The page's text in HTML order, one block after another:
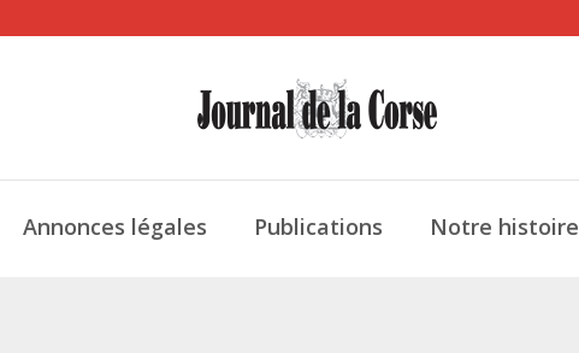
Annonces légales Publications Notre histoire